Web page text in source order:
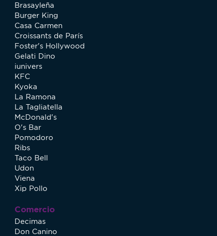
Brasayleña
Burger King
Casa Carmen
Croissants de París
Foster's Hollywood
Gelati Dino
iunivers
KFC
Kyoka
La Ramona
La Tagliatella
McDonald's
O's Bar
Pomodoro
Ribs
Taco Bell
Udon
Viena
Xip Pollo
Comercio
Decimas
Don Canino